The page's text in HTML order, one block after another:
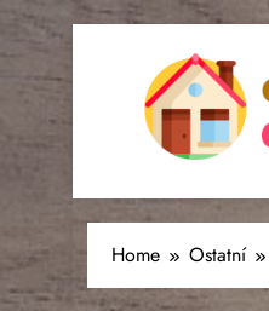
Chata
Tipy a rady
Home Ostatní